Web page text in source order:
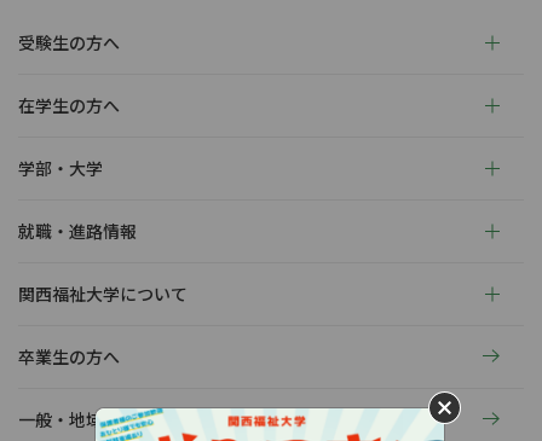
受験生の方へ
在学生の方へ
学部・大学
就職・進路情報
関西福祉大学について
卒業生の方へ
一般・地域の方へ